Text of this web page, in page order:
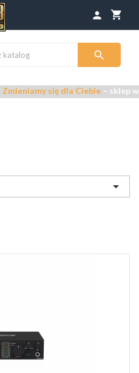
shopping_cart
person

Zmieniamy się dla Ciebie– sklep w
